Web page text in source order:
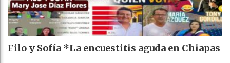
Filo y Sofía *La encuestitis aguda en Chiapas